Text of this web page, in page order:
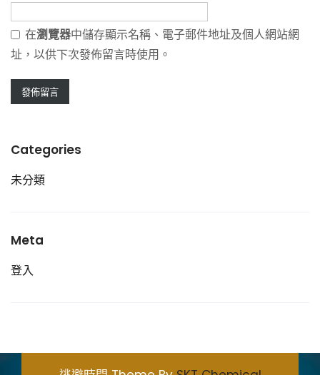
在瀏覽器中儲存顯示名稱、電子郵件地址及個人網站網
址，以供下次發佈留言時使用。
Categories
未分類
Meta
登入